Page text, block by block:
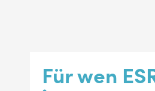
Für wen